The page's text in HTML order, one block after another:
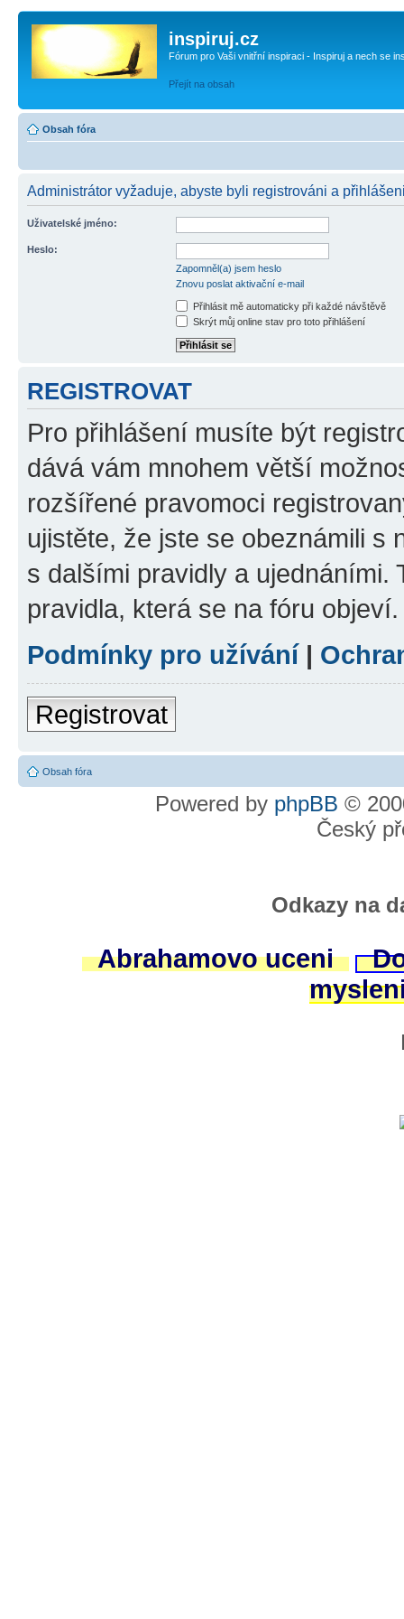
inspiruj.cz
Fórum pro Vaši vnitřní inspiraci - Inspiruj a nech se
Přejít na obsah
Obsah fóra
Administrátor vyžaduje, abyste byli registrováni a
Uživatelské jméno:
Heslo:
Zapomněl(a) jsem heslo
Znovu poslat aktivační e-mail
Přihlásit mě automaticky při každé návštěvě
Skrýt můj online stav pro toto přihlášení
REGISTROVAT
Pro přihlášení musíte být
dává vám mnohem větší
rozšířené pravomoci
ujistěte, že jste se obeznámili s
s dalšími pravidly a ujednáními.
pravidla, která se na fóru objeví.
Podmínky pro užívání|
Registrovat
Obsah fóra
Powered by phpBB ©
Český
Odkazy na
Abrahamovo uceni